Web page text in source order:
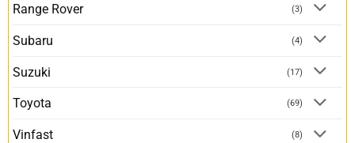
Range Rover (3)
Subaru (4)
Suzuki (17)
Toyota (69)
Vinfast (8)